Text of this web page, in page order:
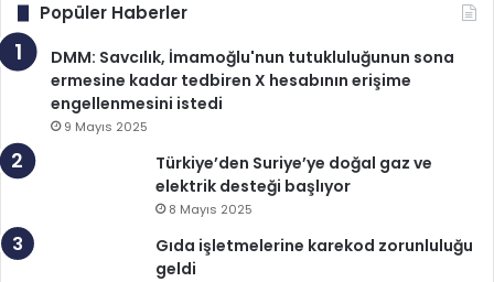
Popüler Haberler
DMM: Savcılık, İmamoğlu'nun tutukluluğunun sona
ermesine kadar tedbiren X hesabının erişime
engellenmesini istedi
9 Mayıs 2025
Türkiye’den Suriye’ye doğal gaz ve
elektrik desteği başlıyor
8 Mayıs 2025
Gıda işletmelerine karekod zorunluluğu
geldi